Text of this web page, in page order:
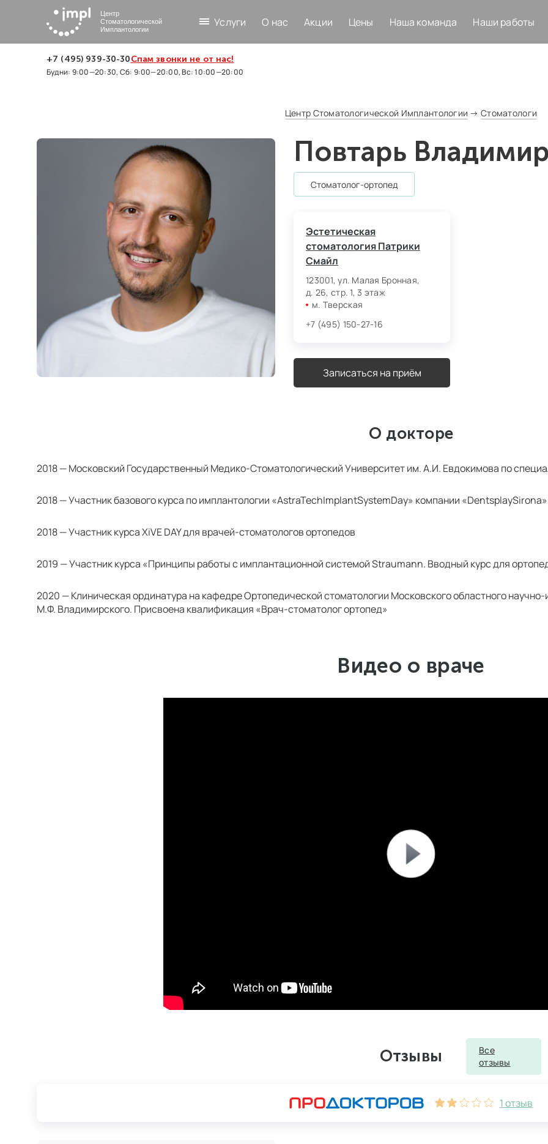
Центр
Стоматологической
Имплантологии
Услуги О нас Акции Цены Наша команда Наши работы
+7 (495) 939-30-30Спам звонки не от нас!
Будни: 9:00—20:30, Сб: 9:00—20:00, Вс: 10:00—20:00
Центр Стоматологической Имплантологии →Стоматологи
Повтарь
стоматолог‑ортопед
Эстетическая
стоматология Патрики
Смайл
123001, ул. Малая Бронная,
д. 26, стр. 1, 3 этаж
м. Тверская
+7 (495) 150-27-16
Записаться на приём
О докторе
2018 — Московский Государственный Медико-Стоматологический Университет им. А.И. Евдокимова по
2018 — Участник базового курса по имплантологии «AstraTechImplantSystemDay» компании «DentsplaySirona»
2018 — Участник курса XiVE DAY для врачей-стоматологов ортопедов
2019 — Участник курса «Принципы работы с имплантационной системой Straumann. Вводный курс для
2020 — Клиническая ординатура на кафедре Ортопедической стоматологии Московского областного
М.Ф. Владимирского. Присвоена квалификация «Врач-стоматолог ортопед»
Видео о враче
Отзывы
Все
отзывы
1 отзыв